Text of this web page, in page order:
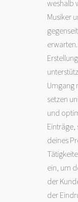
weshalb
Musiker
Umgang
setzen
und
deines
ein, um
der
der